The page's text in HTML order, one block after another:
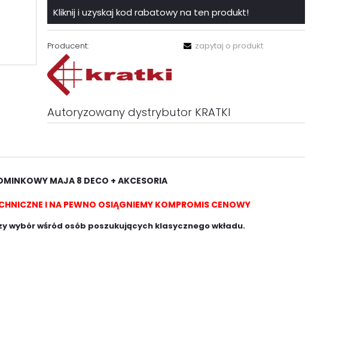
Kliknij i uzyskaj kod rabatowy na ten produkt!
Producent: zapytaj o produkt
Autoryzowany dystrybutor KRATKI
MAJA 8 DECO + AKCESORIA
I NA PEWNO OSIĄGNIEMY KOMPROMIS CENOWY
wybór wśród osób poszukujących klasycznego wkładu.